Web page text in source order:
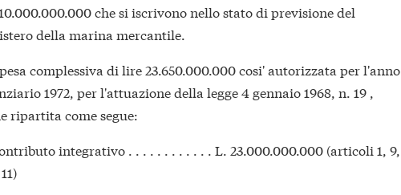
che si iscrivono nello stato di previsione del
della marina mercantile.
complessiva di lire 23.650.000.000 cosi' autorizzata per l'anno
1972, per l'attuazione della legge 4 gennaio 1968, n. 19 ,
ripartita come segue:
integrativo . . . . . . . . . . . . L. 23.000.000.000 (articoli 1, 9,